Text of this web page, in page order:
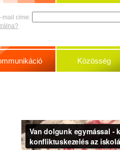
mail címe:
Közösség